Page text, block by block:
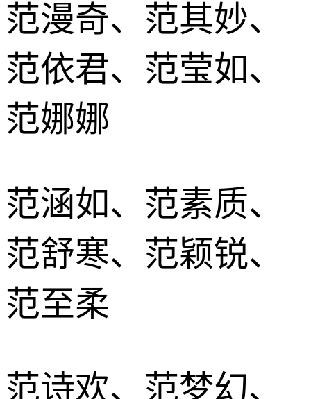
范漫奇、范其妙、
范依君、范莹如、
范娜娜
范涵如、范素质、
范舒寒、范颖锐、
范至柔
范诗欢、范梦幻、